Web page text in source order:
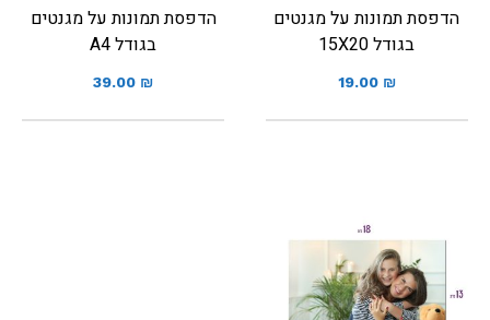
הדפסת תמונות על מגנטים
בגודל 15X20
19.00 ₪
הדפסת תמונות על מגנטים
בגודל A4
39.00 ₪